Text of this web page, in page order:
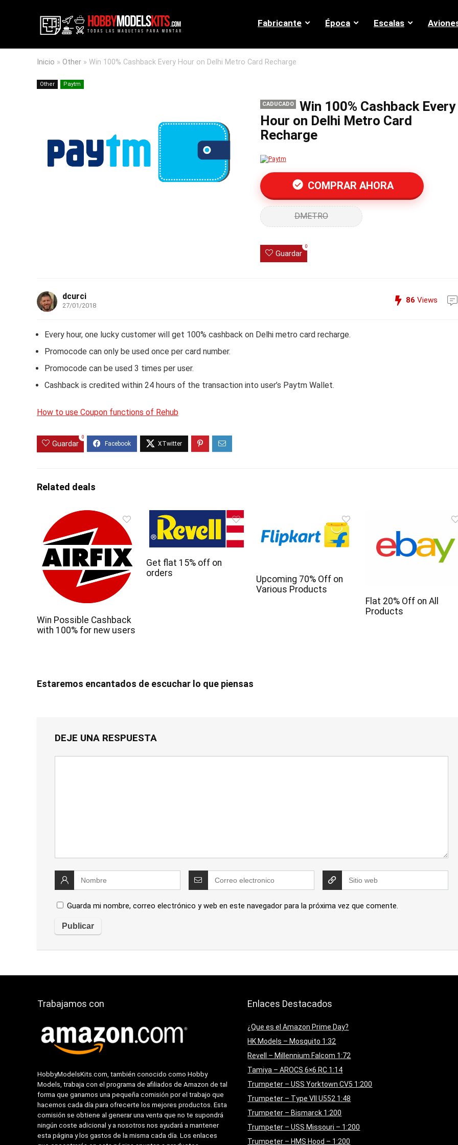
Fabricante Época Escalas
Inicio » Other » Win 100% Cashback Every Hour on Delhi Metro Card Recharge
Other Paytm
CADUCADO
Win 100% Cashback Every
Hour on Delhi Metro Card
Recharge
COMPRAR AHORA
DMETRO
Guardar
0
dcurci
27/01/2018
86 Views
Every hour, one lucky customer will get 100% cashback on Delhi metro card recharge.
Promocode can only be used once per card number.
Promocode can be used 3 times per user.
Cashback is credited within 24 hours of the transaction into user’s Paytm Wallet.
How to use Coupon functions of Rehub
Guardar
0
Related deals
Win Possible Cashback
with 100% for new users
Get flat 15% off on
orders
Upcoming 70% Off on
Various Products
Flat 20% Off on All
Products
Estaremos encantados de escuchar lo que piensas
DEJE UNA RESPUESTA
Guarda mi nombre, correo electrónico y web en este navegador para la próxima vez que comente.
Trabajamos con
HobbyModelsKits.com, también conocido como Hobby
Models, trabaja con el programa de afiliados de Amazon de tal
forma que ganamos una pequeña comisión por el trabajo que
hacemos cada día para ofrecerte los mejores productos. Esta
comisión se obtiene al generar una venta que no te supondrá
ningún coste adicional y a nosotros nos ayudará a mantener
esta página y los gastos de la misma cada día. Los enlaces
Enlaces Destacados
¿Que es el Amazon Prime Day?
HK Models – Mosquito 1:32
Revell – Millennium Falcom 1:72
Tamiya – AROCS 6×6 RC 1:14
Trumpeter – USS Yorktown CV5 1:200
Trumpeter – Type VII U552 1:48
Trumpeter – Bismarck 1:200
Trumpeter – USS Missouri – 1:200
Trumpeter – HMS Hood – 1:200